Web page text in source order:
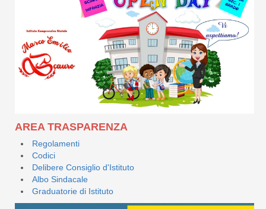
AREA TRASPARENZA
Regolamenti
Codici
Delibere Consiglio d'Istituto
Albo Sindacale
Graduatorie di Istituto